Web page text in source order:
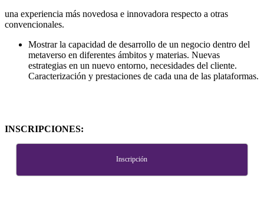
una experiencia más novedosa e innovadora respecto a otras
convencionales.
Mostrar la capacidad de desarrollo de un negocio dentro del
metaverso en diferentes ámbitos y materias. Nuevas
estrategias en un nuevo entorno, necesidades del cliente.
Caracterización y prestaciones de cada una de las plataformas.
INSCRIPCIONES:
Inscripción